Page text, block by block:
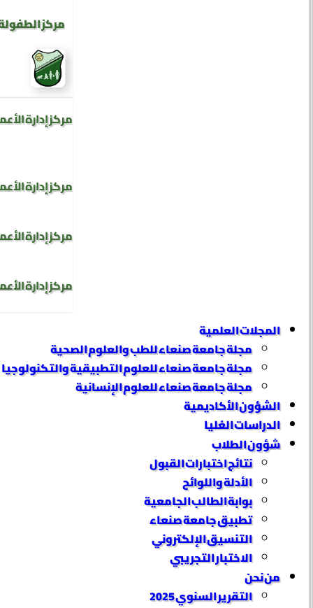
مركز
مركز إدارة
مركز إدارة
مركز إدارة
مركز إدارة
المجلات العلمية
مجلة جامعة صنعاء للطب والعلوم الصحية
مجلة جامعة صنعاء للعلوم التطبيقية والتكنولوجيا
مجلة جامعة صنعاء للعلوم الإنسانية
الشؤون الأكاديمية
الدراسات العُليا
شؤون الطلاب
نتائج اختبارات القبول
الأدلة واللوائح
بوابة الطالب الجامعية
تطبيق جامعة صنعاء
التنسيق الإلكتروني
الاختبار التجريبي
من نحن
التقرير السنوي 2025